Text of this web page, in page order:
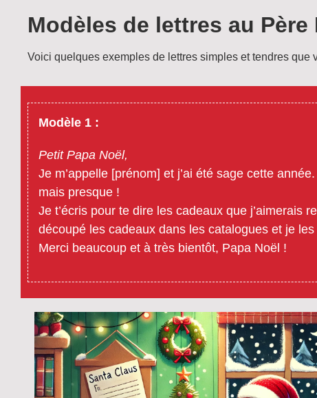
Modèles de lettres au Père
Voici quelques exemples de lettres simples et tendres
Modèle 1 :
Petit Papa Noël,
Je m’appelle [prénom] et j’ai été sage cette
mais presque !
Je t’écris pour te dire les cadeaux que j’aimerais
découpé les cadeaux dans les catalogues et je
Merci beaucoup et à très bientôt, Papa Noël !